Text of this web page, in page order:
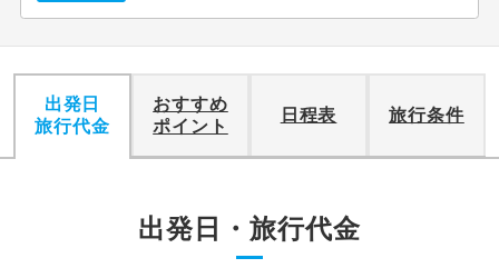
出発日
旅行代金
おすすめ
ポイント
日程表 旅行条件
出発日・旅行代金